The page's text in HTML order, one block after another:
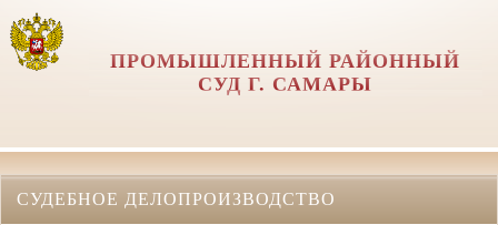
ПРОМЫШЛЕННЫЙ РАЙОННЫЙ
СУД Г. САМАРЫ
СУДЕБНОЕ ДЕЛОПРОИЗВОДСТВО